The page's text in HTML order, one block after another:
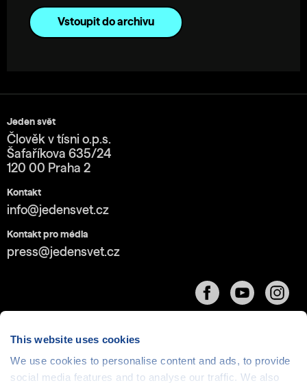
This website uses cookies
We use cookies to personalise content and ads, to provide
social media features and to analyse our traffic. We also
Vstoupit do archivu
Jeden svět
Člověk v tísni o.p.s.
Šafaříkova 635/24
120 00 Praha 2
Kontakt
info@jedensvet.cz
Kontakt pro média
press@jedensvet.cz
Cookies| © 1999-2026 Člověk v tísni o.p.s., web běží